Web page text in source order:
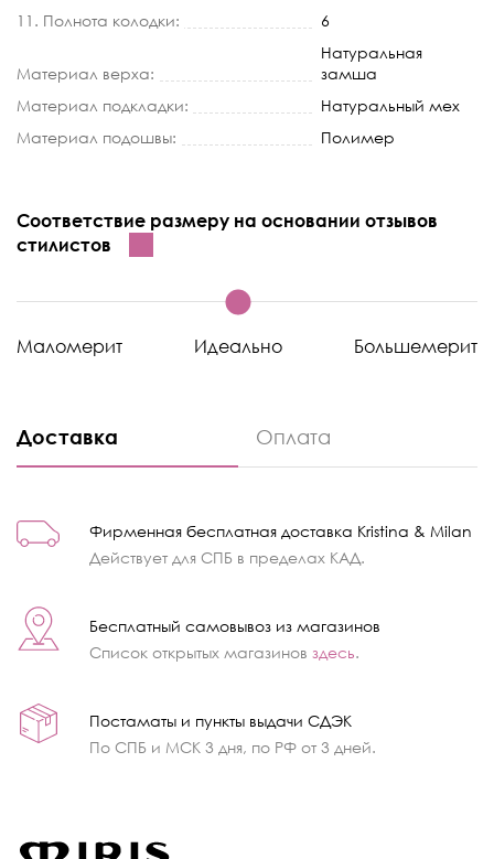
11. Полнота колодки:
6
Материал верха:
Натуральная
замша
Материал подкладки:
Натуральный мех
Материал подошвы:
Полимер
Соответствие размеру на основании отзывов
стилистов
Маломерит Идеально Большемерит
Доставка Оплата
Фирменная бесплатная доставка Kristina & Milan
Действует для СПБ в пределах КАД.
Бесплатный самовывоз из магазинов
Список открытых магазинов здесь.
Постаматы и пункты выдачи СДЭК
По СПБ и МСК 3 дня, по РФ от 3 дней.